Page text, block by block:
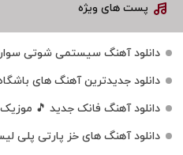
پست های ویژه
دانلود آهنگ سیستمی شوتی
دانلود جدیدترین آهنگ‌ های
دانلود آهنگ فانک جدید 🎵
دانلود آهنگ های خز پارتی پلی لیست